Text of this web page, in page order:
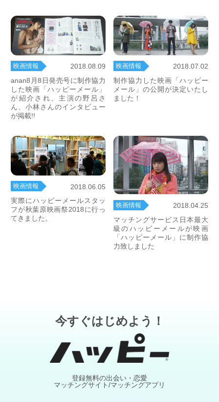
映画情報
2018.08.09
anan8月8日発売号に制作協力
した映画「ハッピーメール」
が紹介され、主演の野呂さ
ん、小林さんのインタビュー
が掲載!!
映画情報
2018.07.02
制作協力した映画「ハッピー
メール」の公開が決定いたし
ました！
映画情報
2018.06.05
実際にハッピーメールスタッ
フが秋葉原映画祭2018に行っ
てきました。
映画情報
2018.04.25
マッチングサービス日本最大
級のハッピーメールが映画
「ハッピーメール」に制作協
力致しました
今すぐはじめよう！
登録無料の出会い・恋愛
マッチングサイト/マッチングアプリ